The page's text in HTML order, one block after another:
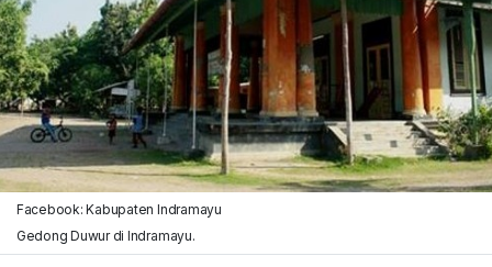
Facebook: Kabupaten Indramayu
Gedong Duwur di Indramayu.